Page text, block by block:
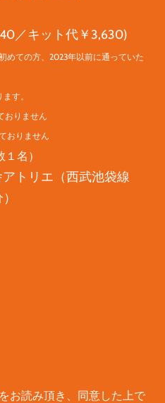
／キット代￥3,630)
めての方、2023年以前に通っていた
す。
りません
おりません
１名）
トリエ（西武池袋線
をお読み頂き、同意した上で